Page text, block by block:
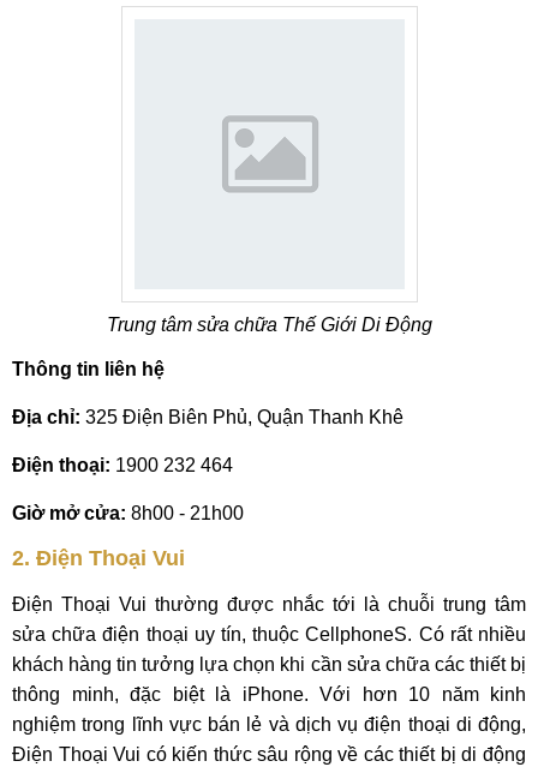
Trung tâm sửa chữa Thế Giới Di Động
Thông tin liên hệ
Địa chỉ: 325 Điện Biên Phủ, Quận Thanh Khê
Điện thoại: 1900 232 464
Giờ mở cửa: 8h00 - 21h00
2. Điện Thoại Vui
Điện Thoại Vui thường được nhắc tới là chuỗi trung tâm
sửa chữa điện thoại uy tín, thuộc CellphoneS. Có rất nhiều
khách hàng tin tưởng lựa chọn khi cần sửa chữa các thiết bị
thông minh, đặc biệt là iPhone. Với hơn 10 năm kinh
nghiệm trong lĩnh vực bán lẻ và dịch vụ điện thoại di động,
Điện Thoại Vui có kiến thức sâu rộng về các thiết bị di động